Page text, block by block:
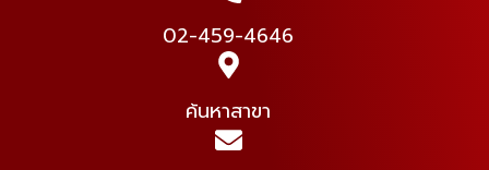
02-459-4646
ค้นหาสาขา